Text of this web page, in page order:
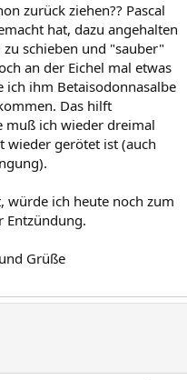
zurück ziehen?? Pascal
hat, dazu angehalten
schieben und "sauber"
an der Eichel mal etwas
ich ihm Betaisodonnasalbe
Das hilft
muß ich wieder dreimal
wieder gerötet ist (auch
würde ich heute noch zum
Entzündung.
Grüße